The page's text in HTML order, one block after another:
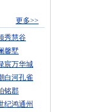
更多>>
秀慧谷
馨墅
宸万华城
白河孔雀
铭郡
纪鸿通州